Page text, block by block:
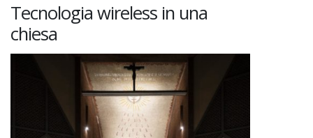
Tecnologia wireless in una
chiesa